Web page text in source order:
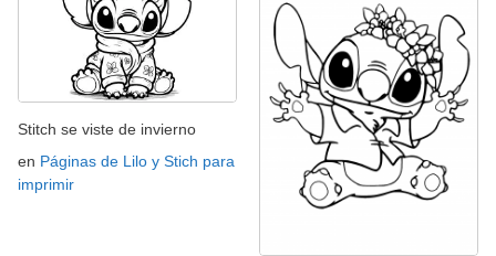
Stitch se viste de invierno
en Páginas de Lilo y Stich para
imprimir